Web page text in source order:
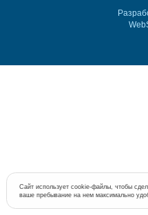
Сайт использует cookie-файлы, чтобы
ваше пребывание на нем максимально